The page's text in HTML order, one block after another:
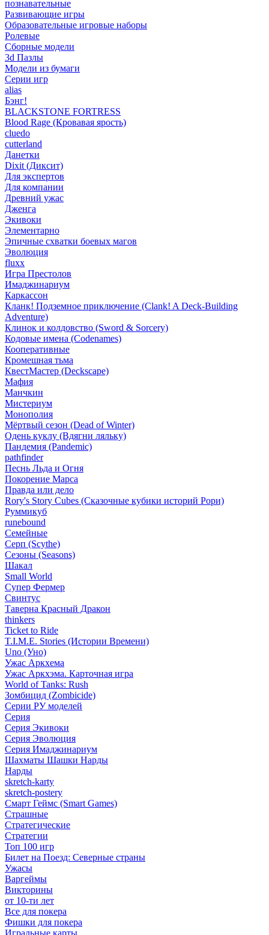
познавательные
Развивающие игры
Образовательные игровые наборы
Ролевые
Сборные модели
3d Пазлы
Модели из бумаги
Серии игр
alias
Бэнг!
BLACKSTONE FORTRESS
Blood Rage (Кровавая ярость)
cluedo
cutterland
Данетки
Dixit (Диксит)
Для экспертов
Для компании
Древний ужас
Дженга
Экивоки
Элементарно
Эпичные схватки боевых магов
Эволюция
fluxx
Игра Престолов
Имаджинариум
Каркассон
Кланк! Подземное приключение (Clank! A Deck-Building
Adventure)
Клинок и колдовство (Sword & Sorcery)
Кодовые имена (Codenames)
Кооперативные
Кромешная тьма
КвестМастер (Deckscape)
Мафия
Манчкин
Мистериум
Монополия
Мёртвый сезон (Dead of Winter)
Одень куклу (Вдягни ляльку)
Пандемия (Pandemic)
pathfinder
Песнь Льда и Огня
Покорение Марса
Правда или дело
Rory's Story Cubes (Сказочные кубики историй Рори)
Руммикуб
runebound
Семейные
Серп (Scythe)
Сезоны (Seasons)
Шакал
Small World
Супер Фермер
Свинтус
Таверна Красный Дракон
thinkers
Ticket to Ride
T.I.M.E. Stories (Истории Времени)
Uno (Уно)
Ужас Аркхема
Ужас Аркхэма. Карточная игра
World of Tanks: Rush
Зомбицид (Zombicide)
Серии РУ моделей
Серия
Серия Экивоки
Серия Эволюция
Серия Имаджинариум
Шахматы Шашки Нарды
Нарды
skretch-karty
skretch-postery
Смарт Геймс (Smart Games)
Страшные
Стратегические
Стратегии
Топ 100 игр
Билет на Поезд: Северные страны
Ужасы
Варгеймы
Викторины
от 10-ти лет
Все для покера
Фишки для покера
Игральные карты